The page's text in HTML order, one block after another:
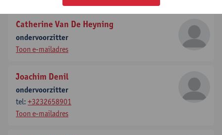
Catherine Van De Heyning
ondervoorzitter
Toon e-mailadres
Joachim Denil
ondervoorzitter
tel: +3232658901
Toon e-mailadres